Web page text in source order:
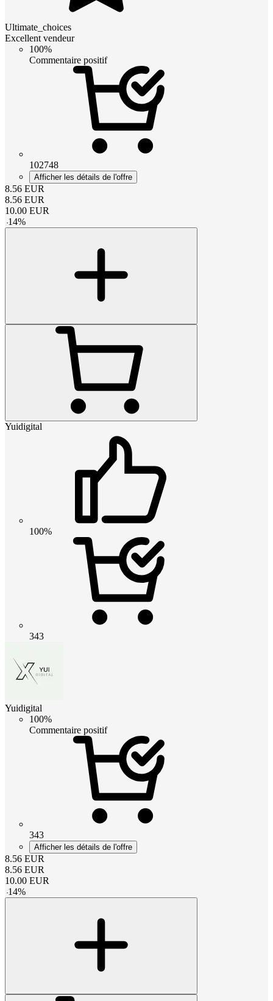
Ultimate_choices
Excellent vendeur
100%
Commentaire positif
102748
Afficher les détails de l'offre
8.56 EUR
8.56 EUR
10.00 EUR
-14%
Yuidigital
100%
343
Yuidigital
100%
Commentaire positif
343
Afficher les détails de l'offre
8.56 EUR
8.56 EUR
10.00 EUR
-14%